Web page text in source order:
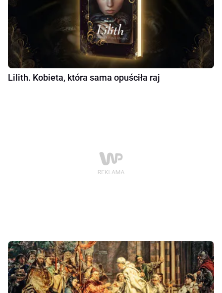
Lilith. Kobieta, która sama opuściła raj